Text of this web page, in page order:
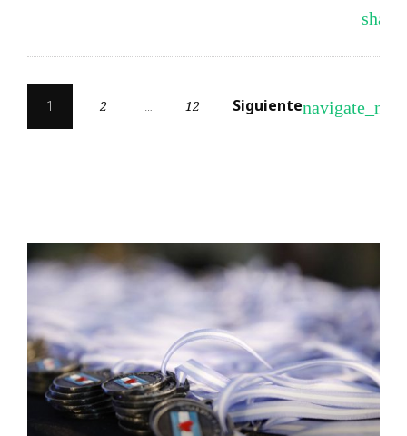
share
Navegación
de
1 2 12 Siguientenavigate_next